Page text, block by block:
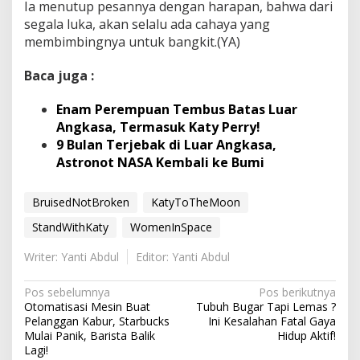
Ia menutup pesannya dengan harapan, bahwa dari
segala luka, akan selalu ada cahaya yang
membimbingnya untuk bangkit.(YA)
Baca juga :
Enam Perempuan Tembus Batas Luar
Angkasa, Termasuk Katy Perry!
9 Bulan Terjebak di Luar Angkasa,
Astronot NASA Kembali ke Bumi
BruisedNotBroken
KatyToTheMoon
StandWithKaty
WomenInSpace
Writer: Yanti Abdul
Editor: Yanti Abdul
N
a
v
Pos sebelumnya
Otomatisasi Mesin Buat
Pelanggan Kabur, Starbucks
Mulai Panik, Barista Balik
Lagi!
Pos berikutnya
Tubuh Bugar Tapi Lemas ?
Ini Kesalahan Fatal Gaya
Hidup Aktif!